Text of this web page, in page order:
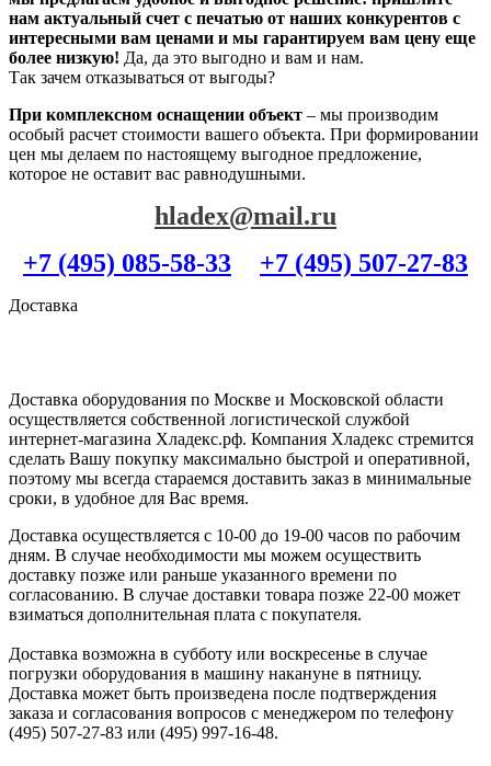
нам актуальный счет с печатью от наших конкурентов с
интересными вам ценами и мы гарантируем вам цену еще
более низкую! Да, да это выгодно и вам и нам.
Так зачем отказываться от выгоды?
При комплексном оснащении объект – мы производим
особый расчет стоимости вашего объекта. При формировании
цен мы делаем по настоящему выгодное предложение,
которое не оставит вас равнодушными.
hladex@mail.ru
+7 (495) 085-58-33
+7 (495) 507-27-83
Доставка
Доставка оборудования по Москве и Московской области
осуществляется собственной логистической службой
интернет-магазина Хладекс.рф. Компания Хладекс стремится
сделать Вашу покупку максимально быстрой и оперативной,
поэтому мы всегда стараемся доставить заказ в минимальные
сроки, в удобное для Вас время.
Доставка осуществляется с 10-00 до 19-00 часов по рабочим
дням. В случае необходимости мы можем осуществить
доставку позже или раньше указанного времени по
согласованию. В случае доставки товара позже 22-00 может
взиматься дополнительная плата с покупателя.
Доставка возможна в субботу или воскресенье в случае
погрузки оборудования в машину накануне в пятницу.
Доставка может быть произведена после подтверждения
заказа и согласования вопросов с менеджером по телефону
(495) 507-27-83 или (495) 997-16-48.